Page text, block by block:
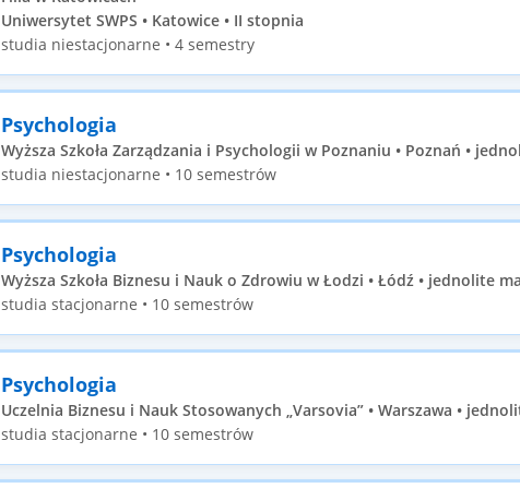
Uniwersytet SWPS • Katowice • II stopnia
studia niestacjonarne • 4 semestry
Psychologia
Wyższa Szkoła Zarządzania i Psychologii w Poznaniu • Poznań •
studia niestacjonarne • 10 semestrów
Psychologia
Wyższa Szkoła Biznesu i Nauk o Zdrowiu w Łodzi • Łódź • jednolite
studia stacjonarne • 10 semestrów
Psychologia
Uczelnia Biznesu i Nauk Stosowanych „Varsovia” • Warszawa •
studia stacjonarne • 10 semestrów